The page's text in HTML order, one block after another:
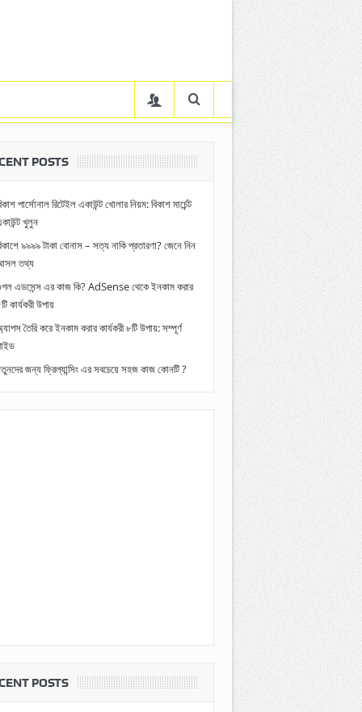
POSTS
পার্সোনাল রিটেইল একাউন্ট খোলার নিয়ম: বিকাশ মার্চেন্ট
খুলুন
৯৯৯৯ টাকা বোনাস – সত্য নাকি প্রতারণা? জেনে নিন
তথ্য
এডসেন্স এর কাজ কি? AdSense থেকে ইনকাম করার
কার্যকরী উপায়
তৈরি করে ইনকাম করার কার্যকরী ৮টি উপায়: সম্পূর্ণ
জন্য ফ্রিল্যান্সিং এর সবচেয়ে সহজ কাজ কোনটি ?
POSTS